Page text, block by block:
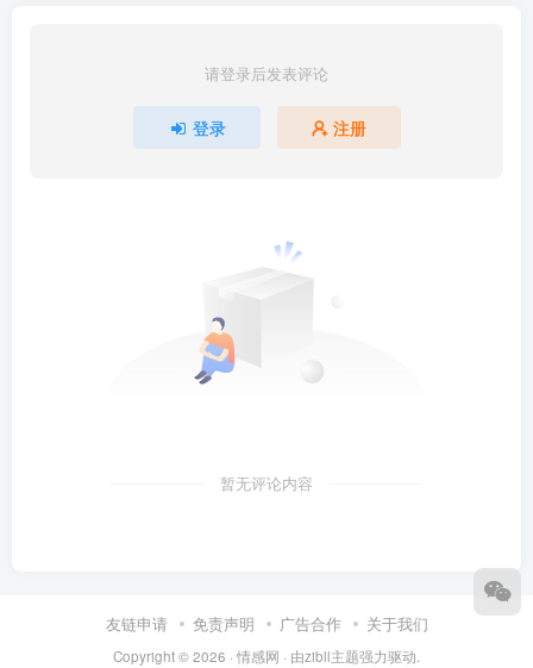
请登录后发表评论
登录 注册
暂无评论内容
友链申请 免责声明 广告合作 关于我们
Copyright © 2026 · 情感网 · 由zibll主题强力驱动.